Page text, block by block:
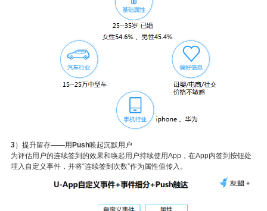
3）提升留存——用Push唤起沉默用户
为评估用户的连续签到的效果和唤起用户持续使用App，在App内签到按钮处
埋入自定义事件，并将“连续签到次数”作为属性值传入。